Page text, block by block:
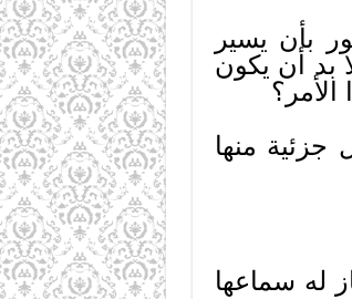
بأن يسير
بد أن يكون
منها
له سماعها